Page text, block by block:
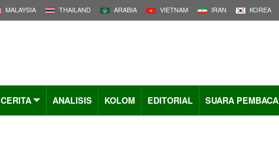
MALAYSIA THAILAND ARABIA VIETNAM IRAN KOREA
CERITA ANALISIS KOLOM EDITORIAL SUARA PEMBACA